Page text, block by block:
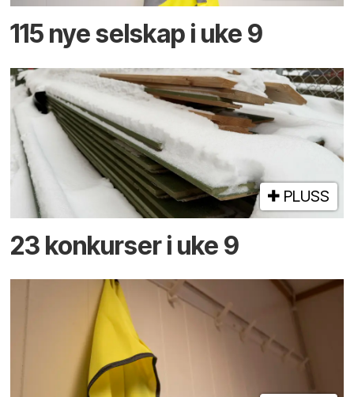
115 nye selskap i uke 9
PLUSS
23 konkurser i uke 9